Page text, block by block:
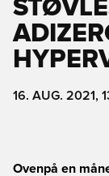
16. AUG. 2021,
Ovenpå en